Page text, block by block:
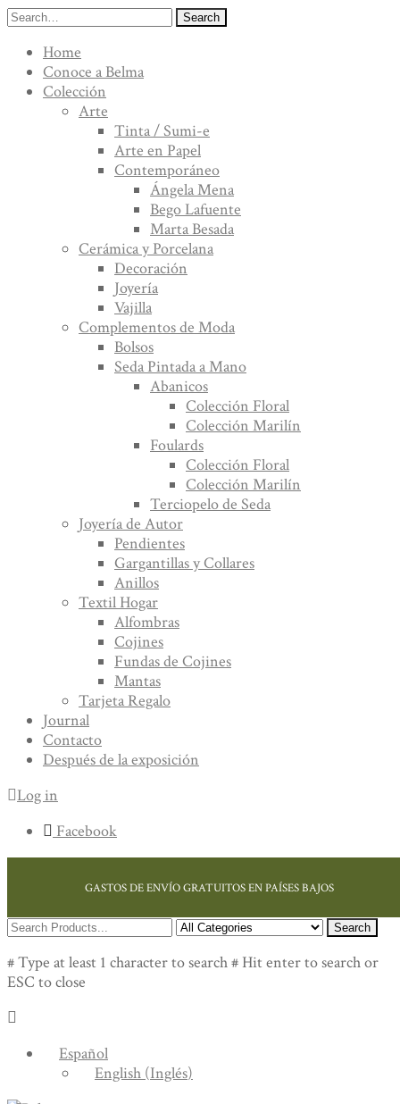
Search
Home
Conoce a Belma
Colección
Arte
Tinta / Sumi-e
Arte en Papel
Contemporáneo
Ángela Mena
Bego Lafuente
Marta Besada
Cerámica y Porcelana
Decoración
Joyería
Vajilla
Complementos de Moda
Bolsos
Seda Pintada a Mano
Abanicos
Colección Floral
Colección Marilín
Foulards
Colección Floral
Colección Marilín
Terciopelo de Seda
Joyería de Autor
Pendientes
Gargantillas y Collares
Anillos
Textil Hogar
Alfombras
Cojines
Fundas de Cojines
Mantas
Tarjeta Regalo
Journal
Contacto
Después de la exposición
Log in
Facebook
GASTOS DE ENVÍO GRATUITOS EN PAÍSES BAJOS
Search
# Type at least 1 character to search# Hit enter to search or
ESC to close
Español
English (Inglés)